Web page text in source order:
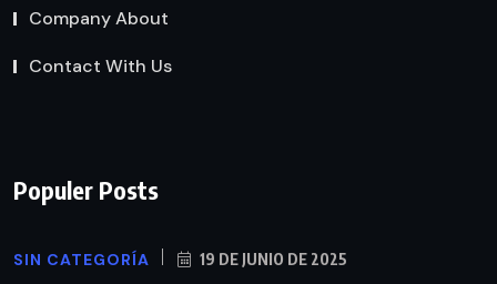
Company About
Contact With Us
Populer Posts
SIN CATEGORÍA 19 DE JUNIO DE 2025